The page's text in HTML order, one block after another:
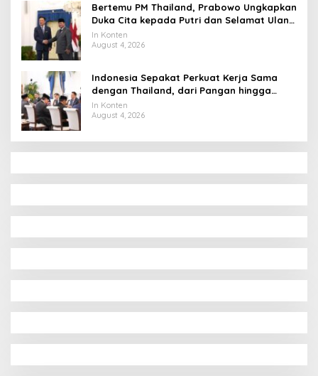
Bertemu PM Thailand, Prabowo Ungkapkan
Duka Cita kepada Putri dan Selamat Ulang
Tahun ke Raja Thailand
In Konten
August 4, 2026
Indonesia Sepakat Perkuat Kerja Sama
dengan Thailand, dari Pangan hingga
Ekonomi Digital
In Konten
August 4, 2026